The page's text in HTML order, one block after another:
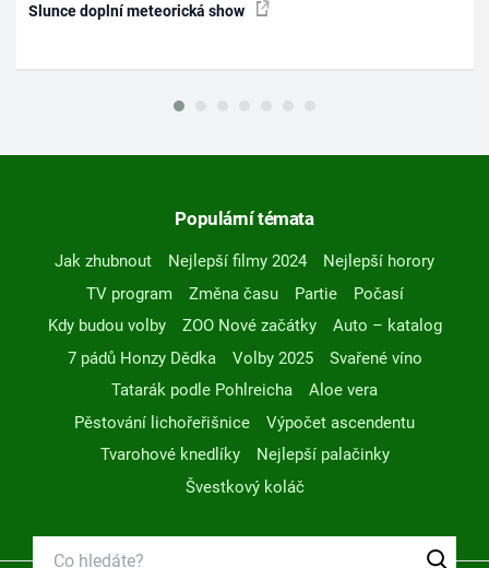
Slunce doplní meteorická show
Populární témata
Jak zhubnout Nejlepší filmy 2024
Nejlepší horory
TV program
Změna času Partie
Počasí
Kdy budou volby
ZOO Nové začátky
Auto – katalog
7 pádů Honzy Dědka
Volby 2025
Svařené víno
Tatarák podle Pohlreicha
Aloe vera
Pěstování lichořeřišnice
Výpočet ascendentu
Tvarohové knedlíky
Nejlepší palačinky
Švestkový koláč